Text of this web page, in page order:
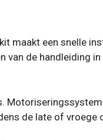
maakt een snelle
van de handleiding
de late of vroege